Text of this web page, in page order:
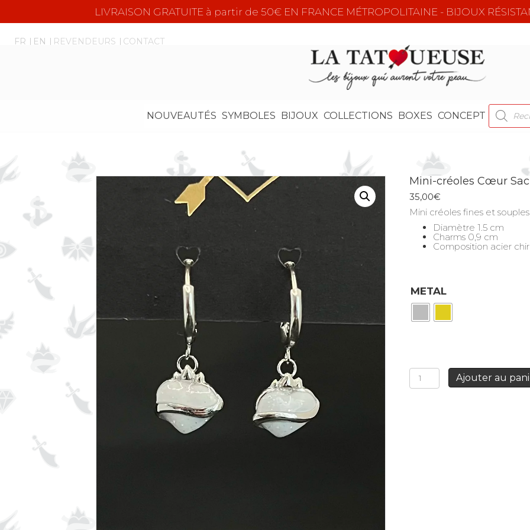
LIVRAISON GRATUITE à partir de 50€ EN FRANCE MÉTROPOLITAINE - BIJOUX
FR EN REVENDEURS CONTACT
NOUVEAUTÉS SYMBOLES BIJOUX COLLECTIONS BOXES CONCEPT
DE
Mini-créoles Cœur
35,00€
Mini créoles fines et
Diamètre 1.5 cm
Charms 0,9 cm
Composition acier
METAL
quantité
de
Mini-
Ajouter au